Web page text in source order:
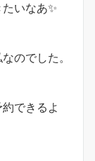
いなあ✨
のでした。
できるよ